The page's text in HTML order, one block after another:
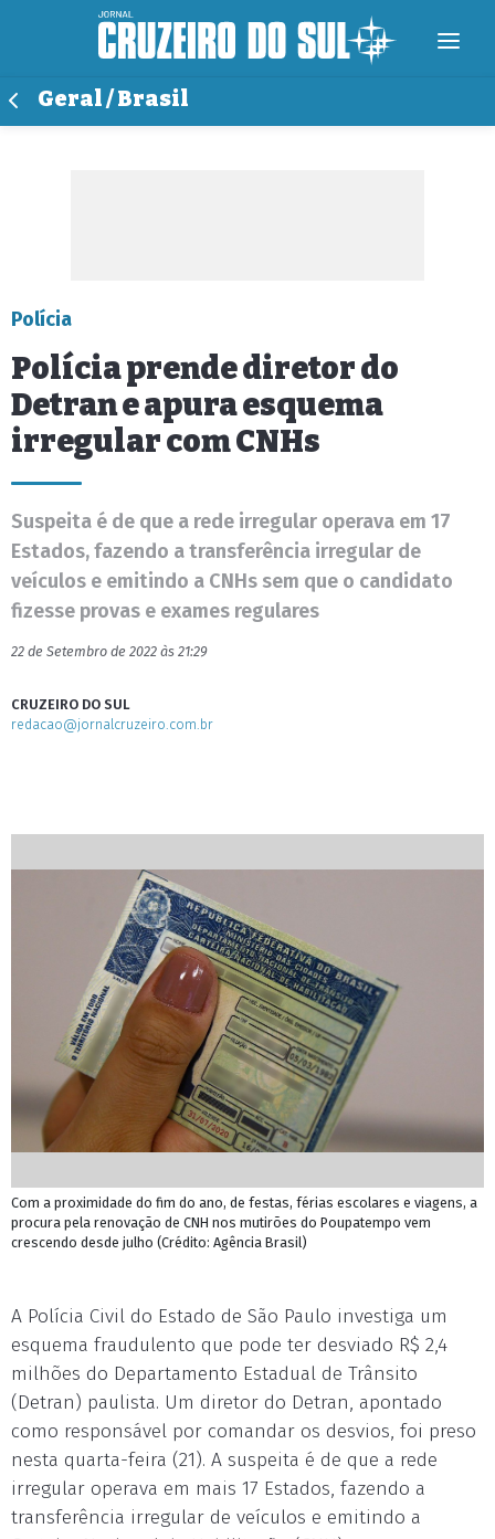
Geral / Brasil
Polícia
Polícia prende diretor do
Detran e apura esquema
irregular com CNHs
Suspeita é de que a rede irregular operava em 17
Estados, fazendo a transferência irregular de
veículos e emitindo a CNHs sem que o candidato
fizesse provas e exames regulares
22 de Setembro de 2022 às 21:29
CRUZEIRO DO SUL
redacao@jornalcruzeiro.com.br
Com a proximidade do fim do ano, de festas, férias escolares e viagens, a
procura pela renovação de CNH nos mutirões do Poupatempo vem
crescendo desde julho (Crédito: Agência Brasil)
A Polícia Civil do Estado de São Paulo investiga um
esquema fraudulento que pode ter desviado R$ 2,4
milhões do Departamento Estadual de Trânsito
(Detran) paulista. Um diretor do Detran, apontado
como responsável por comandar os desvios, foi preso
nesta quarta-feira (21). A suspeita é de que a rede
irregular operava em mais 17 Estados, fazendo a
transferência irregular de veículos e emitindo a